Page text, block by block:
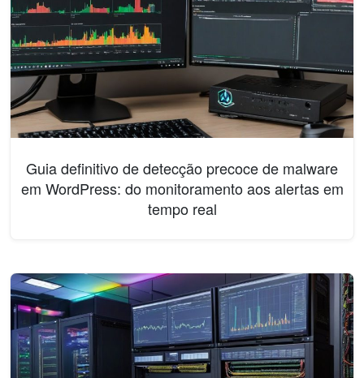
Guia definitivo de detecção precoce de malware
em WordPress: do monitoramento aos alertas em
tempo real